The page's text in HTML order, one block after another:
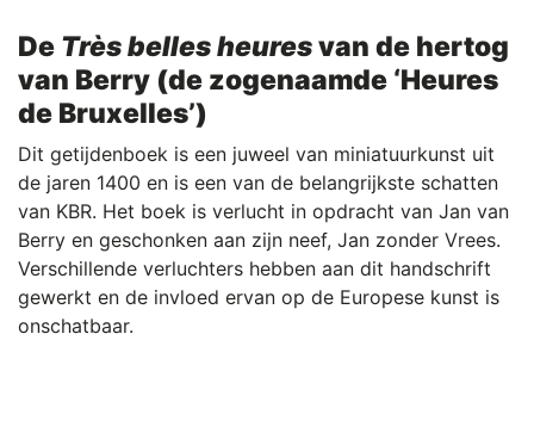
De Très belles heuresvan de hertog
van Berry (de zogenaamde ‘Heures
de Bruxelles’)
Dit getijdenboek is een juweel van miniatuurkunst uit
de jaren 1400 en is een van de belangrijkste schatten
van KBR. Het boek is verlucht in opdracht van Jan van
Berry en geschonken aan zijn neef, Jan zonder Vrees.
Verschillende verluchters hebben aan dit handschrift
gewerkt en de invloed ervan op de Europese kunst is
onschatbaar.